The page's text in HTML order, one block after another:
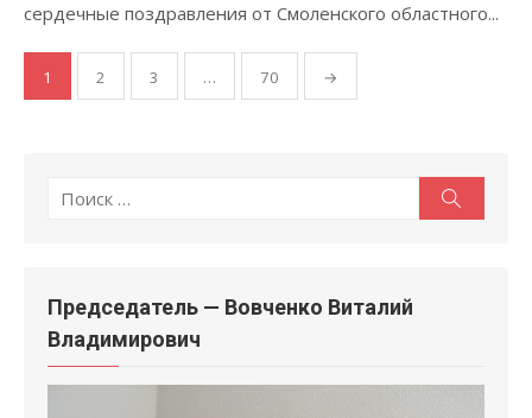
сердечные поздравления от Смоленского областного...
Пагинация
записей
1 2 3 … 70 →
Поиск
Председатель — Вовченко Виталий
Владимирович